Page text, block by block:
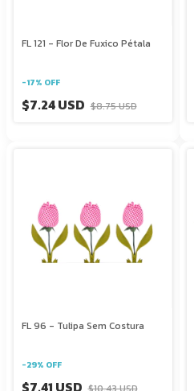
FL 121 - Flor De Fuxico Pétala
-17% OFF
$7.24 USD $8.75 USD
FL 96 - Tulipa Sem Costura
-29% OFF
$7.41 USD